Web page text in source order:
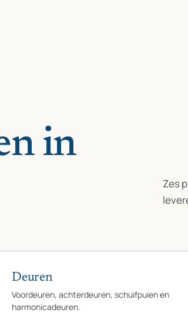
in
Zes
Deuren
Voordeuren, achterdeuren, schuifpuien en
harmonicadeuren.